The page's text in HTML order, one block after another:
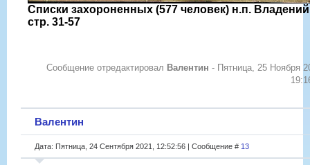
Списки захороненных (577 человек) н.п. Владений
стр. 31-57
Сообщение отредактировал Валентин - Пятница, 25 Ноября
Валентин
Дата: Пятница, 24 Сентября 2021, 12:52:56 | Сообщение # 13